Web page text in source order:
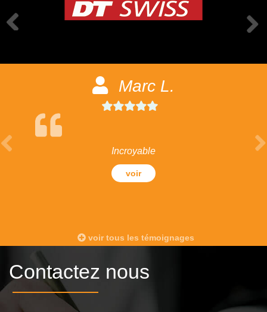
Marc L.
Incroyable
voir
voir tous les témoignages
Contactez nous